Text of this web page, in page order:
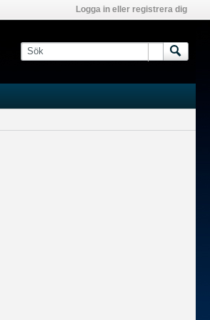
Logga in eller registrera dig